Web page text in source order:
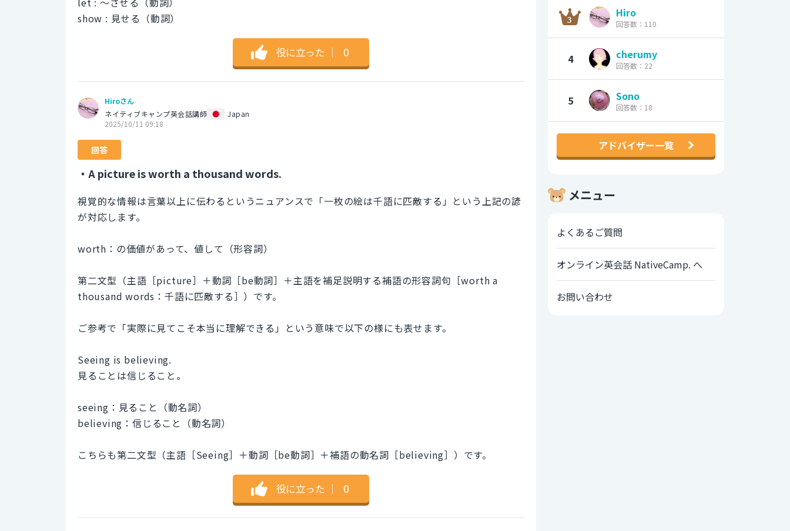
show : 見せる（動詞）
役に立った ｜ 0
Hiroさん
ネイティブキャンプ英会話講師
Japan
2025/10/11 09:18
回答
・A picture is worth a thousand words.
視覚的な情報は言葉以上に伝わるというニュアンスで「一枚の絵は千語に匹敵する」という上記の諺
が対応します。
worth：の価値があって、値して（形容詞）
第二文型（主語［picture］＋動詞［be動詞］＋主語を補足説明する補語の形容詞句［worth a
thousand words：千語に匹敵する］）です。
ご参考で「実際に見てこそ本当に理解できる」という意味で以下の様にも表せます。
Seeing is believing.
見ることは信じること。
seeing：見ること（動名詞）
believing：信じること（動名詞）
こちらも第二文型（主語［Seeing］＋動詞［be動詞］＋補語の動名詞［believing］）です。
役に立った ｜ 0
Hiro
回答数：110
4 cherumy
回答数：22
5 Sono
回答数：18
アドバイザー一覧
メニュー
よくあるご質問
オンライン英会話 NativeCamp. へ
お問い合わせ